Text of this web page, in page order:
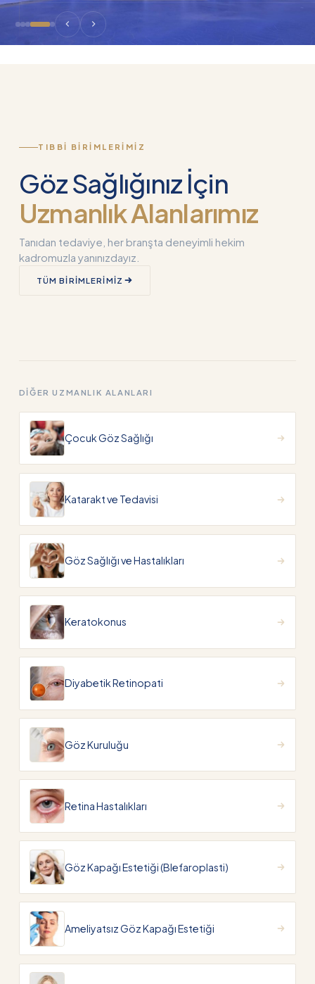
TIBBI BIRIMLERIMIZ
Göz Sağlığınız İçin
Uzmanlık Alanlarımız
Tanıdan tedaviye, her branşta deneyimli hekim
kadromuzla yanınızdayız.
TÜM BIRIMLERIMIZ
Kornea Nakli
DIĞER UZMANLIK ALANLARI
Çocuk Göz Sağlığı
Katarakt ve Tedavisi
Göz Sağlığı ve Hastalıkları
Keratokonus
Diyabetik Retinopati
Göz Kuruluğu
Retina Hastalıkları
Göz Kapağı Estetiği (Blefaroplasti)
Ameliyatsız Göz Kapağı Estetiği